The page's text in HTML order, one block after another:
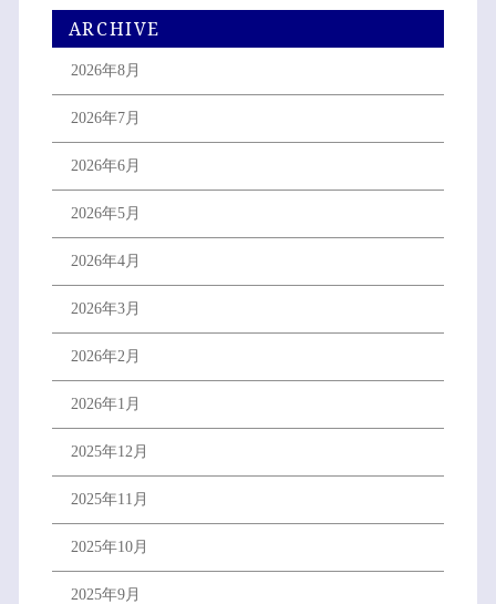
ARCHIVE
2026年8月
2026年7月
2026年6月
2026年5月
2026年4月
2026年3月
2026年2月
2026年1月
2025年12月
2025年11月
2025年10月
2025年9月